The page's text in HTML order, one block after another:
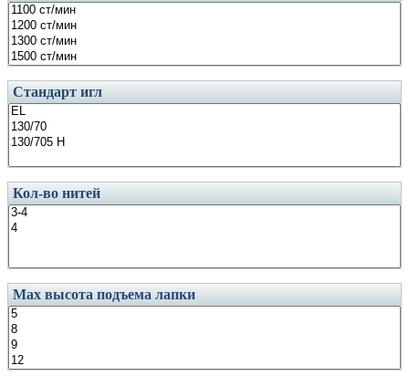
Стандарт игл
Кол-во нитей
Мах высота подъема лапки